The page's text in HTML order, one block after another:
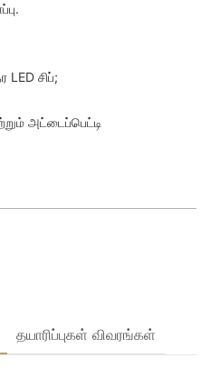
சிப்;
அட்டைப்பெட்டி
தயாரிப்புகள் விவரங்கள்